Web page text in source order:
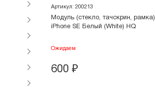
Артикул: 200213
Модуль (стекло, тачскрин, рамка)
iPhone SE Белый (White) HQ
Ожидаем
600 ₽